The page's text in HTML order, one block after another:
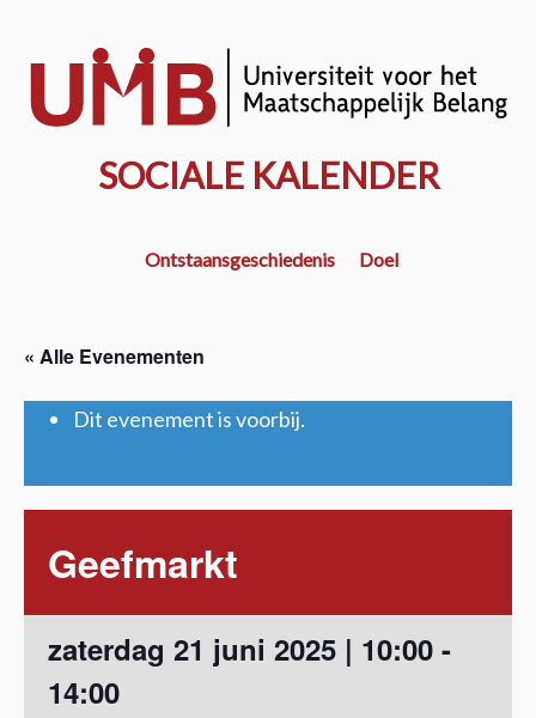
hoofd
SOCIALE KALENDER
Ontstaansgeschiedenis Doel
« Alle Evenementen
Dit evenement is voorbij.
Geefmarkt
zaterdag 21 juni 2025 | 10:00 -
14:00